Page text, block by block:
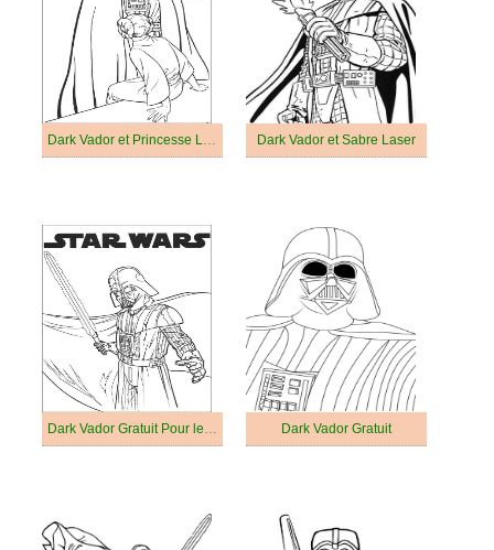
Dark Vador et Princesse Leia Dark Vador et Sabre Laser
Dark Vador Gratuit Pour les Enfants Dark Vador Gratuit